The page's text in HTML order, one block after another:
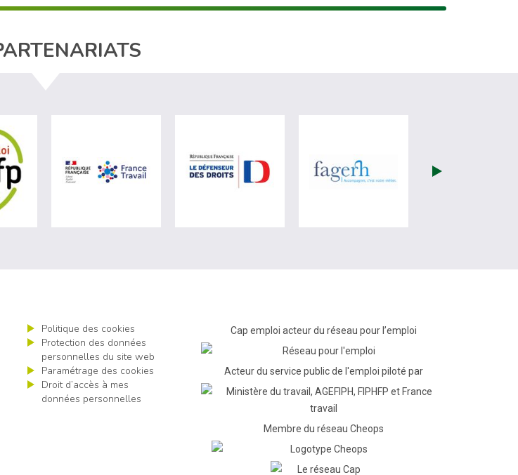
(nouvelle fenêtre)
visiter les site de Fiphfp (nouvelle fenêtre)visiter les site de France Travail (nouvelle fenêtre)visiter les site de Défenseur des droits (nouvelle
visiter les site de Fagerh
Politique des cookies
Protection des données
personnelles du site web
Paramétrage des cookies
Droit d’accès à mes
données personnelles
Cap emploi acteur du réseau pour l’emploi
Acteur du service public de l'emploi piloté par
Membre du réseau Cheops